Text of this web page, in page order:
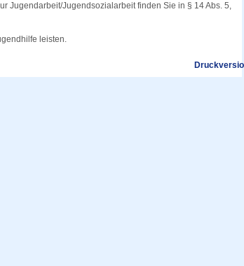
Jugendarbeit/Jugendsozialarbeit finden Sie in § 14 Abs. 5,
leisten.